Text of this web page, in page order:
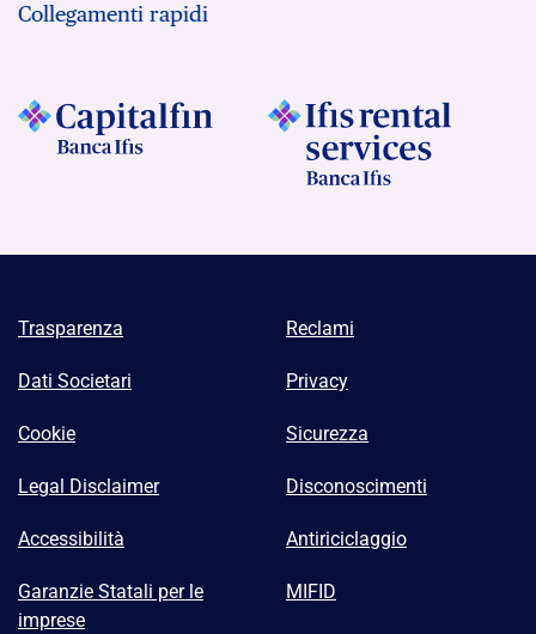
Collegamenti rapidi
Trasparenza Reclami
Dati Societari Privacy
Cookie Sicurezza
Legal Disclaimer Disconoscimenti
Accessibilità Antiriciclaggio
Garanzie Statali per le
imprese
MIFID